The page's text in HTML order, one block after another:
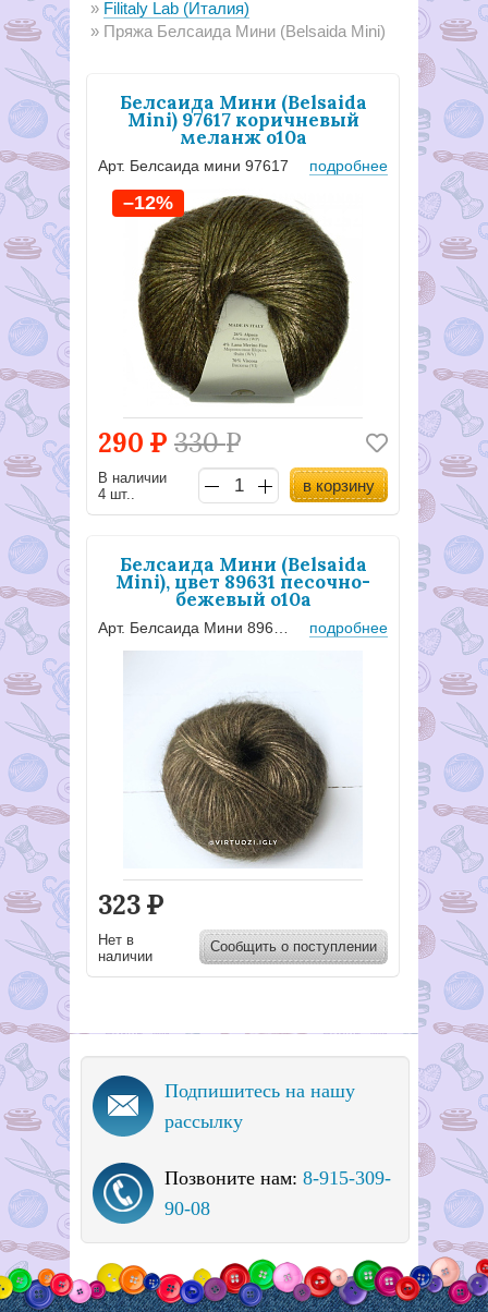
Filitaly Lab (Италия)
Пряжа Белсаида Мини (Belsaida Mini)
Белсаида Мини (Belsaida
Mini) 97617 коричневый
меланж о10а
Арт. Белсаида мини 97617 подробнее
290 Р 330Р
–12%
В наличии
4 шт..
в корзину
Белсаида Мини (Belsaida
Mini), цвет 89631 песочно-
бежевый о10а
подробнее
323Р
Нет в
наличии
Сообщить о поступлении
Подпишитесь на нашу
рассылку
Позвоните нам: 8-915-309-
90-08